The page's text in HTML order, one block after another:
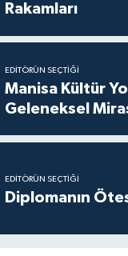
Rakamları
EDITÖRÜN SEÇTIĞI
Manisa Kültür
Geleneksel
EDITÖRÜN SEÇTIĞI
Diplomanın